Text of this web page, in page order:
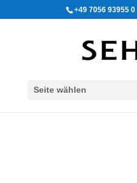
+49 7056 93955 0
Seite wählen